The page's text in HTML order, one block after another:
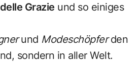
Grazie und so einiges
und Modeschöpferden
sondern in aller Welt.